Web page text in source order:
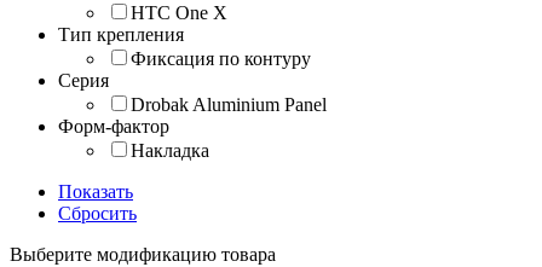
HTC One X
Тип крепления
Фиксация по контуру
Серия
Drobak Aluminium Panel
Форм-фактор
Накладка
Показать
Сбросить
Выберите модификацию товара